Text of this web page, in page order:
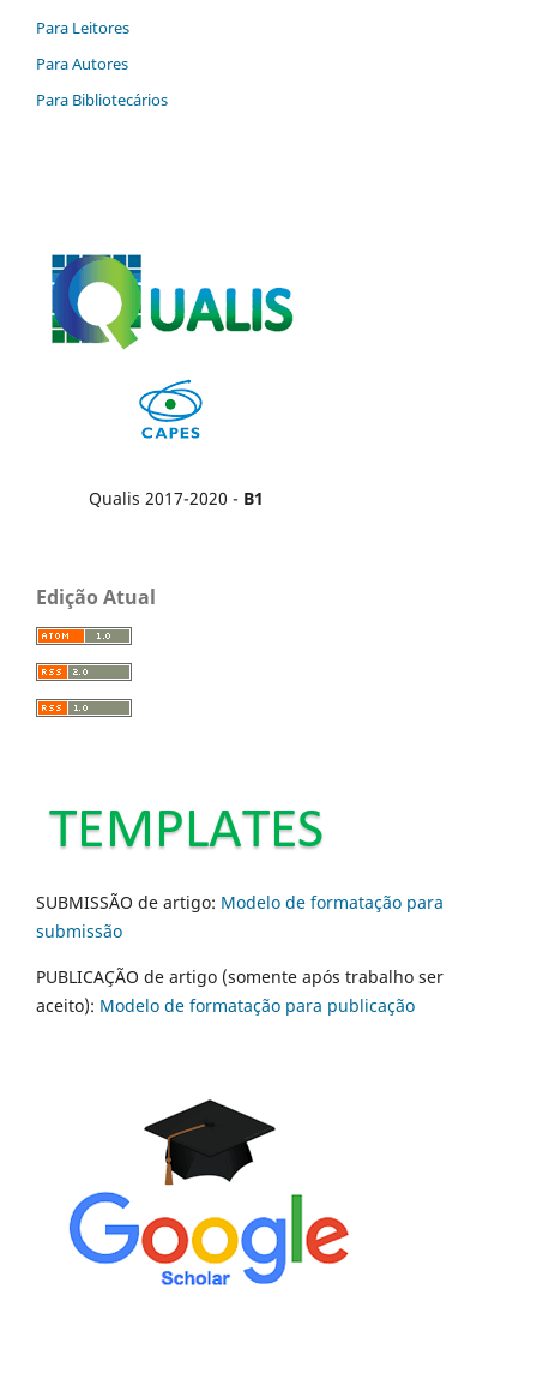
Para Leitores
Para Autores
Para Bibliotecários
Qualis 2017-2020 - B1
Edição Atual
SUBMISSÃO de artigo: Modelo de formatação para
submissão
PUBLICAÇÃO de artigo (somente após trabalho ser
aceito): Modelo de formatação para publicação